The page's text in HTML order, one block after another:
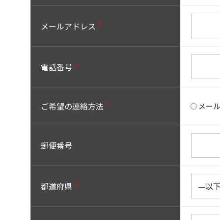
メールアドレス
電話番号
ご希望の連絡方法 メール
郵便番号
都道府県